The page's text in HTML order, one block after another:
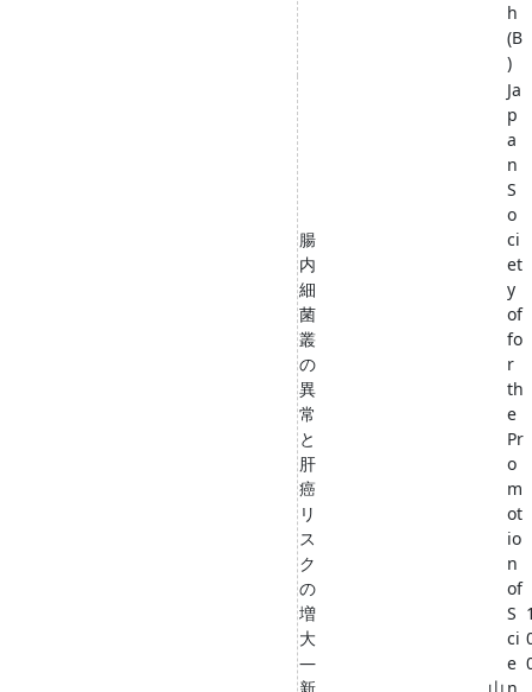
h
(B
)
腸
内
細
菌
叢
の
異
常
と
肝
癌
リ
ス
ク
の
増
大
―
Ja
p
a
n
S
o
ci
et
y
of
fo
r
th
e
Pr
o
m
ot
io
n
of
S
ci
e